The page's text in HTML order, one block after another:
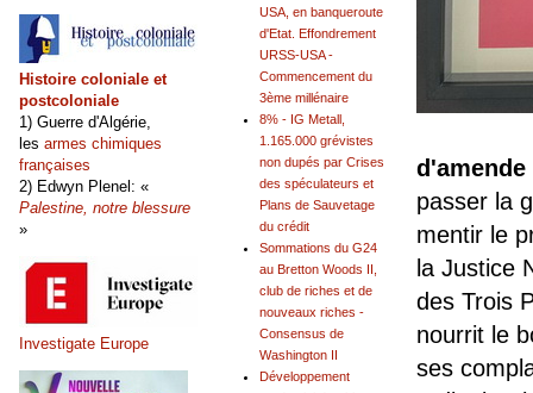
d'amende
passer la
mentir le
la Justice
des Trois
nourrit le
ses
USA, en banqueroute
d'Etat. Effondrement
URSS-USA -
Commencement du
3ème millénaire
8% - IG Metall,
1.165.000 grévistes
non dupés par Crises
des spéculateurs et
Plans de Sauvetage
du crédit
Sommations du G24
au Bretton Woods II,
club de riches et de
nouveaux riches -
Consensus de
Washington II
Développement
Histoire coloniale et
postcoloniale
1) Guerre d'Algérie,
les armes chimiques
françaises
2) Edwyn Plenel: «
Palestine, notre blessure
»
Investigate Europe